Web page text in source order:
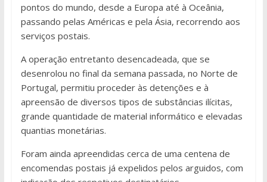
pontos do mundo, desde a Europa até à Oceânia,
passando pelas Américas e pela Ásia, recorrendo aos
serviços postais.
A operação entretanto desencadeada, que se
desenrolou no final da semana passada, no Norte de
Portugal, permitiu proceder às detenções e à
apreensão de diversos tipos de substâncias ilícitas,
grande quantidade de material informático e elevadas
quantias monetárias.
Foram ainda apreendidas cerca de uma centena de
encomendas postais já expelidos pelos arguidos, com